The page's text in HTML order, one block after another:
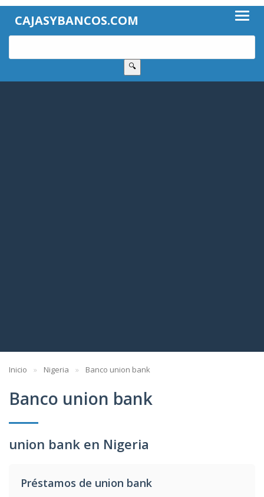
CAJASYBANCOS.COM
🔍
Inicio Nigeria Banco union bank
Banco union bank
union bank en Nigeria
Préstamos de union bank